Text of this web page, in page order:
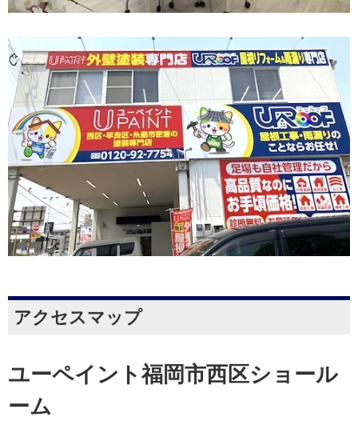
アクセスマップ
ユーペイント福岡市西区ショール
ーム